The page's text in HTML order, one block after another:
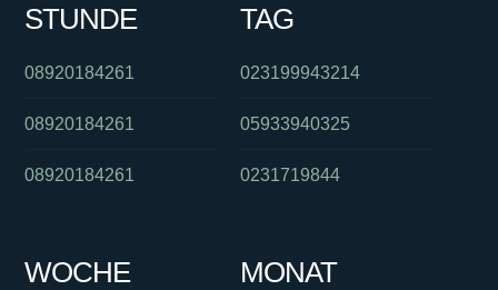
STUNDE
08920184261
08920184261
08920184261
TAG
023199943214
05933940325
0231719844
WOCHE MONAT